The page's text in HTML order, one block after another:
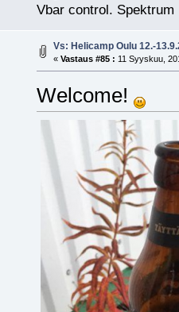
Vbar control.
Vs: Helicamp Oulu 12.-
« Vastaus #85 : 11 Syyskuu,
Welcome!